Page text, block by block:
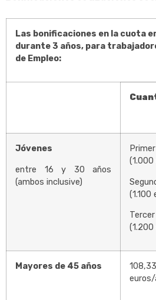
Las bonificaciones en la cuota
durante 3 años, para
de Empleo:
Jóvenes
entre 16 y 30 años
(ambos inclusive)
(1.000
(1.100
(1.200
Mayores de 45 años
euros/